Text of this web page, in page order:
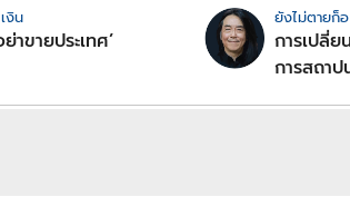
งิน
าขายประเทศ’
ยังไม่ตายก็
การเปลี่ย
การสถา